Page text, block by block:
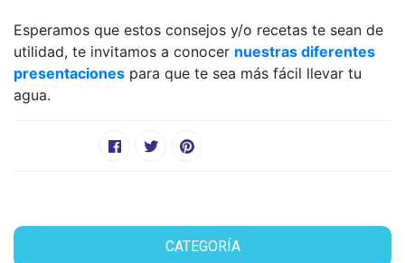
Esperamos que estos consejos y/o recetas te sean de
utilidad, te invitamos a conocer nuestras diferentes
presentaciones para que te sea más fácil llevar tu
agua.
CATEGORÍA